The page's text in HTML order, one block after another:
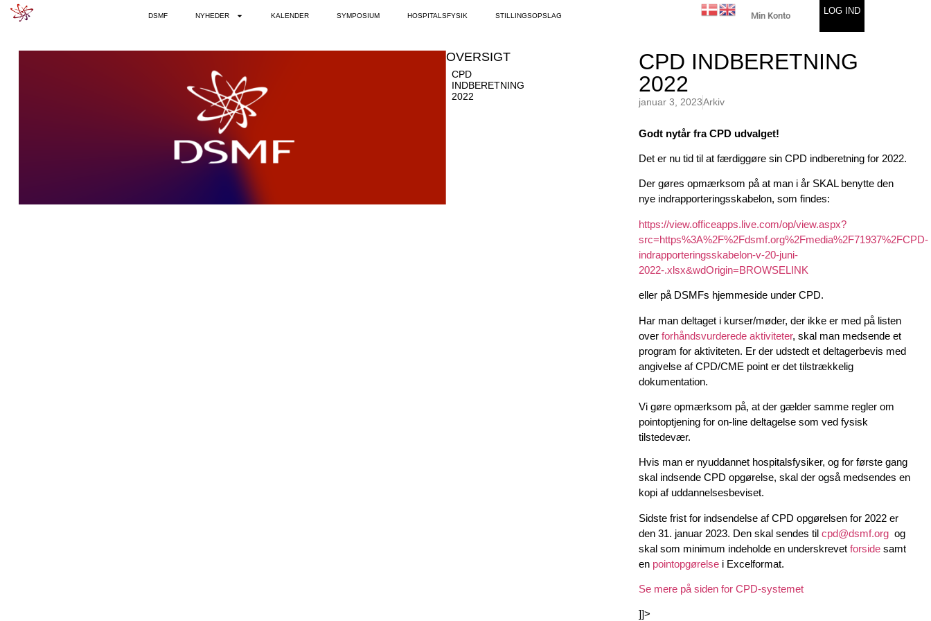
DSMF NYHEDER KALENDER SYMPOSIUM HOSPITALSFYSIK STILLINGSOPSLAG LOG IND
Min Konto
OVERSIGT
CPD
INDBERETNING
2022
CPD INDBERETNING
2022
januar 3, 2023Arkiv
Godt nytår fra CPD udvalget!
Det er nu tid til at færdiggøre sin CPD indberetning for 2022.
Der gøres opmærksom på at man i år SKAL benytte den
nye indrapporteringsskabelon, som findes:
https://view.officeapps.live.com/op/view.aspx?
src=https%3A%2F%2Fdsmf.org%2Fmedia%2F71937%2FCPD-
indrapporteringsskabelon-v-20-juni-
2022-.xlsx&wdOrigin=BROWSELINK
eller på DSMFs hjemmeside under CPD.
Har man deltaget i kurser/møder, der ikke er med på listen
over forhåndsvurderede aktiviteter, skal man medsende et
program for aktiviteten. Er der udstedt et deltagerbevis med
angivelse af CPD/CME point er det tilstrækkelig
dokumentation.
Vi gøre opmærksom på, at der gælder samme regler om
pointoptjening for on-line deltagelse som ved fysisk
tilstedevær.
Hvis man er nyuddannet hospitalsfysiker, og for første gang
skal indsende CPD opgørelse, skal der også medsendes en
kopi af uddannelsesbeviset.
Sidste frist for indsendelse af CPD opgørelsen for 2022 er
den 31. januar 2023. Den skal sendes til cpd@dsmf.orgog
skal som minimum indeholde en underskrevet forsidesamt
en pointopgørelsei Excelformat.
Se mere på siden for CPD-systemet
]]>